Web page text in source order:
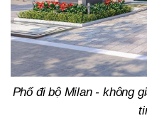
Phố đi bộ Milan - không